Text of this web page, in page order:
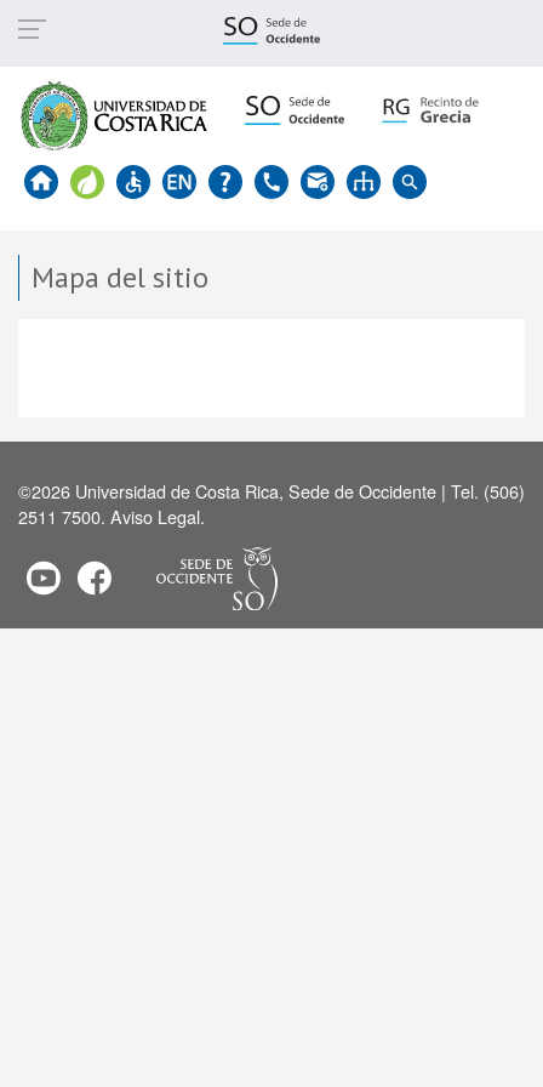
Pasar
al
principal
Mapa del sitio
©2026 Universidad de Costa Rica, Sede de Occidente | Tel. (506)
2511 7500. Aviso Legal.